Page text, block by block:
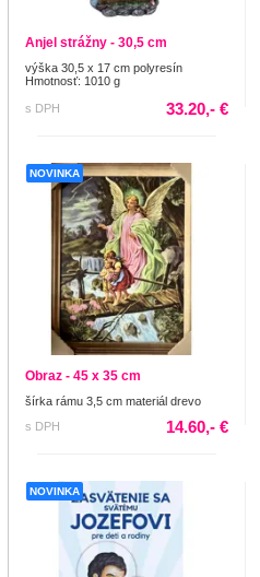
Anjel strážny - 30,5 cm
výška 30,5 x 17 cm polyresín
Hmotnosť: 1010 g
s DPH 33.20,- €
NOVINKA
Obraz - 45 x 35 cm
šírka rámu 3,5 cm materiál drevo
s DPH
14.60,- €
NOVINKA